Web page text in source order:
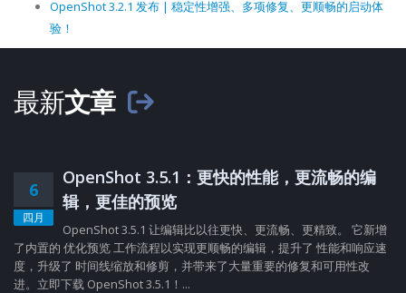
OpenShot 3.2.1 发布 | 稳定性增强、多项修复、更顺畅的启动体
验！
最新文章
6
四月
OpenShot 3.5.1：更快的性能，更流畅的编
辑，更佳的预览
OpenShot 3.5.1 让编辑比以往更快、更流畅、更精致。 它新增
了内置的 优化预览 工作流程以实现更顺畅的编辑，提升了 性能和响应速
度，升级了 时间线缩放和修剪，并带来了大量重要的修复和可用性改
进。立即下载 OpenShot 3.5.1！...